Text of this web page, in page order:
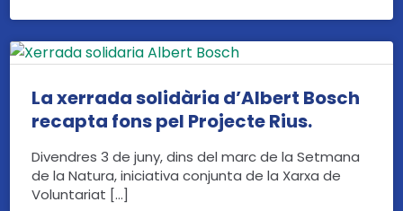
La xerrada solidària d’Albert Bosch
recapta fons pel Projecte Rius.
Divendres 3 de juny, dins del marc de la Setmana
de la Natura, iniciativa conjunta de la Xarxa de
Voluntariat […]